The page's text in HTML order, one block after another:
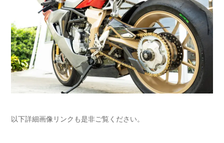
以下詳細画像リンクも是非ご覧ください。